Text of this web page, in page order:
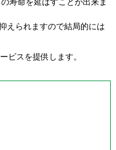
えられますので結局的には
ビスを提供します。